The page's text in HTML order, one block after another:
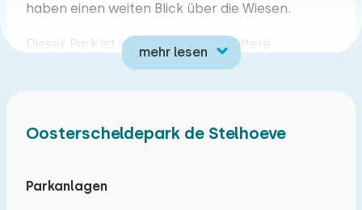
haben einen weiten Blick über die Wiesen.
Dieser Park ist ideal für Familien, ältere
Menschen, Paare oder Freunde. Aber auch
Taucher kommen hier voll auf ihre Kosten, denn
sind Sie direkt am ersten Tauchplatz. Außerdem
Tauchausrüstung abspülen, trocknen und
mehr lesen
17 18 19 20 21 22
Oosterscheldepark de Stelhoeve
Parkanlagen